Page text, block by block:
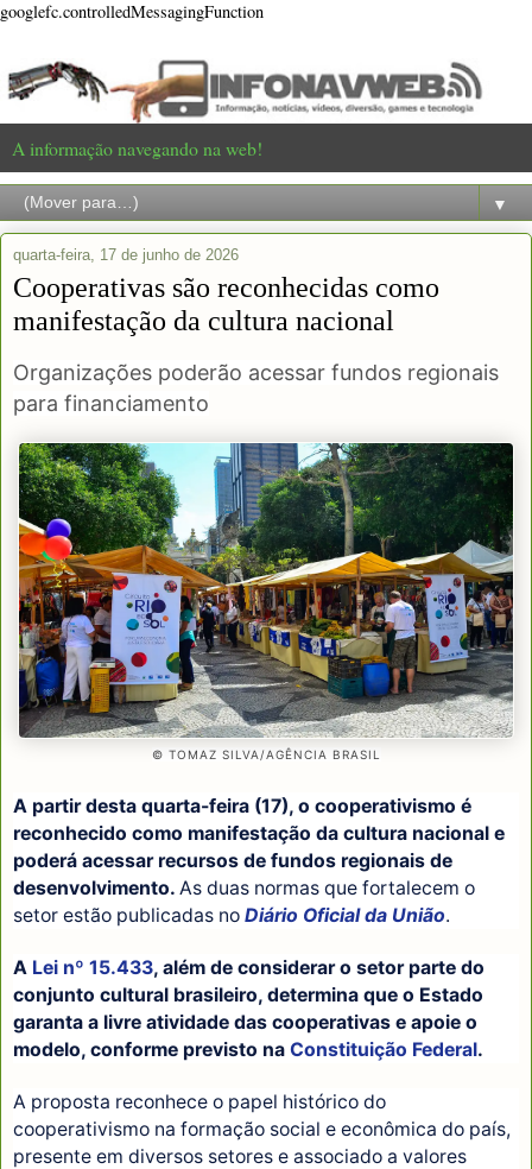
googlefc.controlledMessagingFunction
A informação navegando na web!
▼
quarta-feira, 17 de junho de 2026
Cooperativas são reconhecidas como
manifestação da cultura nacional
Organizações poderão acessar fundos regionais
para financiamento
© TOMAZ SILVA/AGÊNCIA BRASIL
A partir desta quarta-feira (17), o cooperativismo é
reconhecido como manifestação da cultura nacional e
poderá acessar recursos de fundos regionais de
desenvolvimento. As duas normas que fortalecem o
setor estão publicadas no Diário Oficial da União.
A Lei nº 15.433, além de considerar o setor parte do
conjunto cultural brasileiro, determina que o Estado
garanta a livre atividade das cooperativas e apoie o
modelo, conforme previsto na Constituição Federal.
A proposta reconhece o papel histórico do
cooperativismo na formação social e econômica do país,
presente em diversos setores e associado a valores